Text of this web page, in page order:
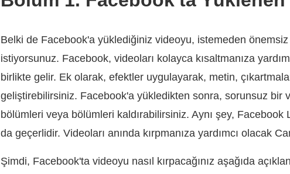
Belki de Facebook'a yüklediğiniz videoyu, istemeden
istiyorsunuz. Facebook, videoları kolayca kısaltmanıza
birlikte gelir. Ek olarak, efektler uygulayarak, metin,
geliştirebilirsiniz. Facebook'a yükledikten sonra, sorunsuz bir
bölümleri veya bölümleri kaldırabilirsiniz. Aynı şey, Facebook
da geçerlidir. Videoları anında kırpmanıza yardımcı olacak
Şimdi, Facebook'ta videoyu nasıl kırpacağınız aşağıda